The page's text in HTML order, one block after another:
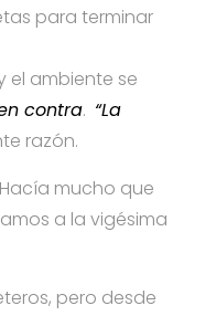
para terminar
el ambiente se
contra. “La
razón.
mucho que
a la vigésima
pero desde